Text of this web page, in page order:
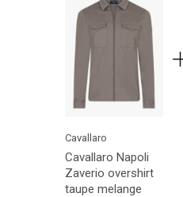
Cavallaro
Cavallaro Napoli
Zaverio overshirt
taupe melange